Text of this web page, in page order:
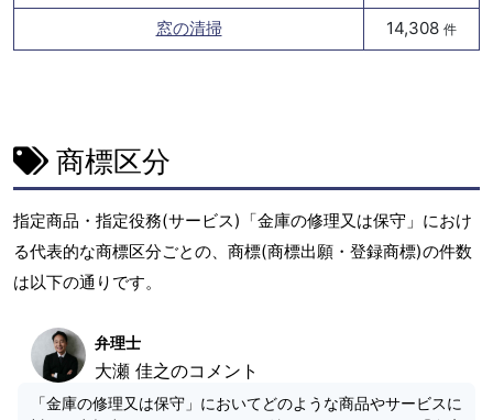
窓の清掃 14,308 件
商標区分
指定商品・指定役務(サービス)「金庫の修理又は保守」におけ
る代表的な商標区分ごとの、商標(商標出願・登録商標)の件数
は以下の通りです。
弁理士
大瀬 佳之のコメント
「金庫の修理又は保守」においてどのような商品やサービスに